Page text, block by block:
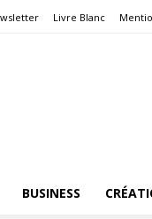
Livre Blanc
BUSINESS